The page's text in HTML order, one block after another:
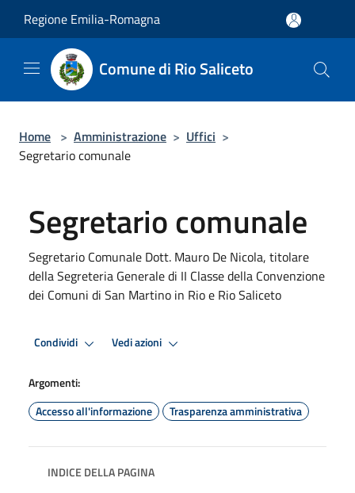
Regione Emilia-Romagna
Comune di Rio Saliceto
Home > Amministrazione > Uffici >
Segretario comunale
Segretario comunale
Segretario Comunale Dott. Mauro De Nicola, titolare
della Segreteria Generale di II Classe della Convenzione
dei Comuni di San Martino in Rio e Rio Saliceto
Condividi Vedi azioni
Argomenti:
Accesso all'informazione
Trasparenza amministrativa
INDICE DELLA PAGINA